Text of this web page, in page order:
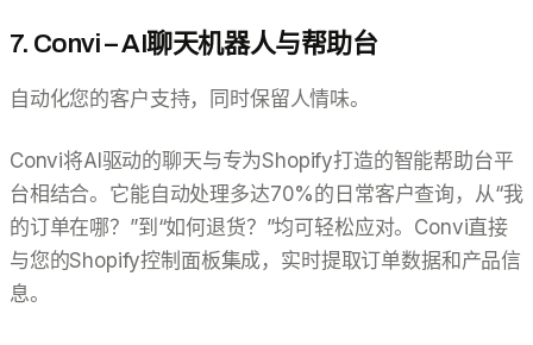
7. Convi – AI聊天机器人与帮助台
自动化您的客户支持，同时保留人情味。
Convi将AI驱动的聊天与专为Shopify打造的智能帮助台平
台相结合。它能自动处理多达70%的日常客户查询，从“我
的订单在哪？”到“如何退货？”均可轻松应对。Convi直接
与您的Shopify控制面板集成，实时提取订单数据和产品信
息。